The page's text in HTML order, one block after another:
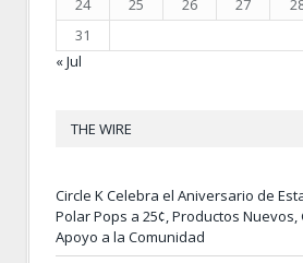
24
25 26 27
31
« Jul
THE WIRE
Circle K Celebra el Aniversario de
Polar Pops a 25¢, Productos
Apoyo a la Comunidad